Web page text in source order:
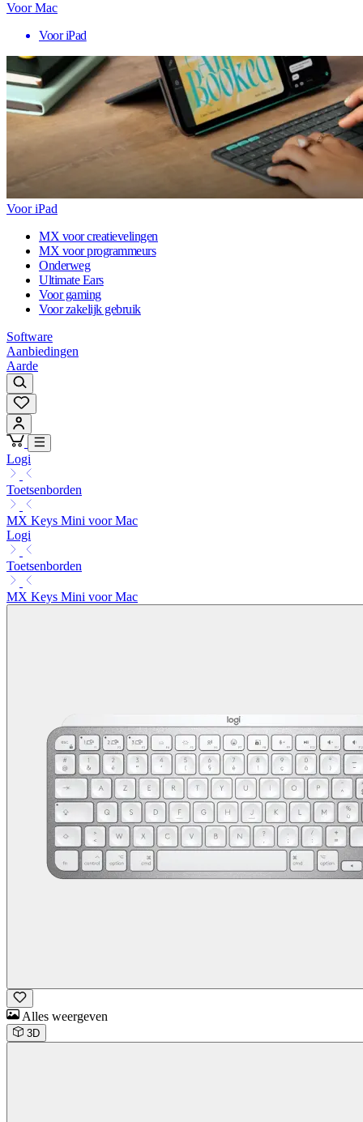
Voor Mac
Voor iPad
Voor iPad
MX voor creatievelingen
MX voor programmeurs
Onderweg
Ultimate Ears
Voor gaming
Voor zakelijk gebruik
Software
Aanbiedingen
Aarde
Logi
Toetsenborden
MX Keys Mini voor Mac
Logi
Toetsenborden
MX Keys Mini voor Mac
Alles weergeven
3D